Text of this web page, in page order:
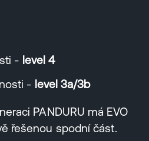
- level 4
- level 3a/3b
PANDURU má EVO
řešenou spodní část.